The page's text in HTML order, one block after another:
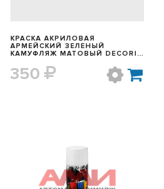
КРАСКА АКРИЛОВАЯ
АРМЕЙСКИЙ ЗЕЛЕНЫЙ
КАМУФЛЯЖ МАТОВЫЙ DECORIX
350
БЫСТРЫЙ ПРОСМОТР